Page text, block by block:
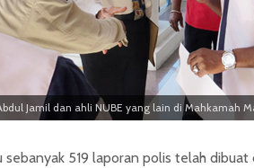
Jamil dan ahli NUBE yang lain di Mahkamah
519 laporan polis telah dibuat